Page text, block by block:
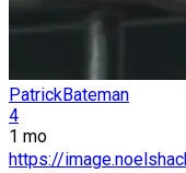
PatrickBateman
4
1 mo
https://